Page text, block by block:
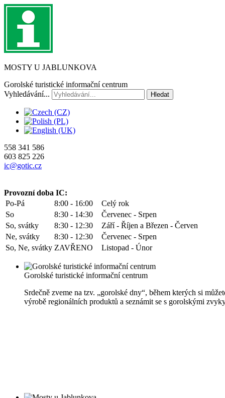
MOSTY U JABLUNKOVA
Gorolské turistické informační centrum
Vyhledávání...
Hledat
558 341 586
603 825 226
ic@gotic.cz
Provozní doba IC:
Po-Pá
8:00 - 16:00
Celý rok
So
8:30 - 14:30
Červenec - Srpen
So, svátky
8:30 - 12:30
Září - Říjen a Březen - Červen
Ne, svátky
8:30 - 12:30
Červenec - Srpen
So, Ne, svátky ZAVŘENO Listopad - Únor
Gorolské turistické informační centrum
Srdečně zveme na tzv. „gorolské dny“, během kterých si
výrobě regionálních produktů a seznámit se s gorolskými